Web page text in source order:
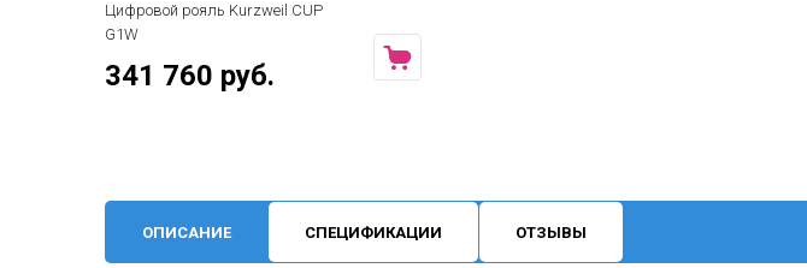
Цифровой рояль Kurzweil CUP
G1W
341 760 руб.
ОПИСАНИЕ СПЕЦИФИКАЦИИ ОТЗЫВЫ